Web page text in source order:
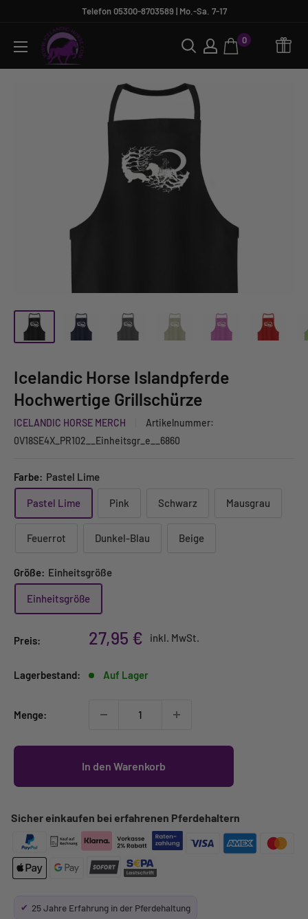
Inhalt
Telefon 05300-8703589 | Mo.-Sa. 7-17
Icelandic
Horse
0
Icelandic Horse Islandpferde
Hochwertige Grillschürze
ICELANDIC HORSE MERCH
Artikelnummer:
0V18SE4X_PR102__Einheitsgr_e__6860
Farbe: Pastel Lime
Pastel Lime Pink Schwarz Mausgrau
Feuerrot Dunkel-Blau Beige
Größe: Einheitsgröße
Einheitsgröße
Preis: Sonderpreis
27,95 € inkl. MwSt.
Lagerbestand: Auf Lager
Menge:
In den Warenkorb
Sicher einkaufen bei erfahrenen Pferdehaltern
✔ 25 Jahre Erfahrung in der Pferdehaltung